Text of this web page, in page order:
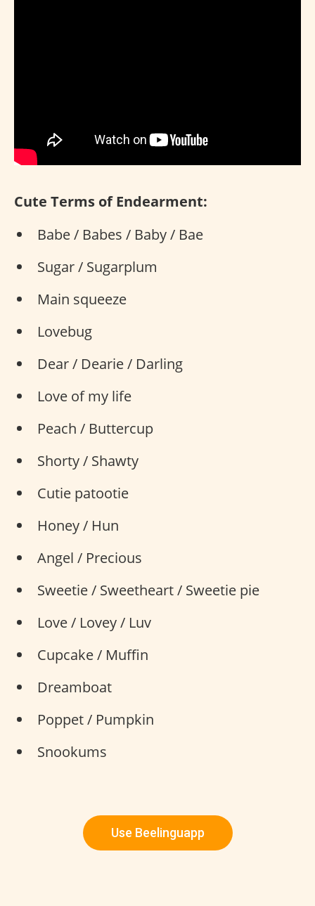
Cute Terms of Endearment:
Babe / Babes / Baby / Bae
Sugar / Sugarplum
Main squeeze
Lovebug
Dear / Dearie / Darling
Love of my life
Peach / Buttercup
Shorty / Shawty
Cutie patootie
Honey / Hun
Angel / Precious
Sweetie / Sweetheart / Sweetie pie
Love / Lovey / Luv
Cupcake / Muffin
Dreamboat
Poppet / Pumpkin
Snookums
Use Beelinguapp